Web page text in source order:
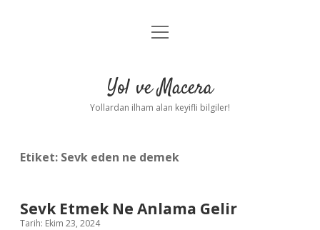
Anasayfa
Yasal Uyarı
menüyü
Yol ve Macera
Yollardan ilham alan keyifli bilgiler!
Etiket: Sevk eden ne demek
Sevk Etmek Ne Anlama Gelir
Tarih: Ekim 23, 2024